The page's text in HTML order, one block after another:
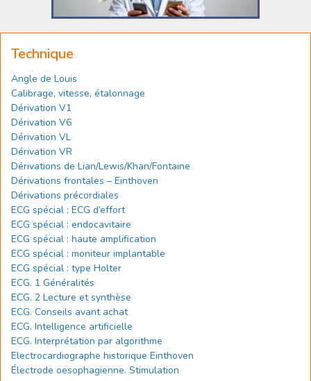
Technique
Angle de Louis
Calibrage, vitesse, étalonnage
Dérivation V1
Dérivation V6
Dérivation VL
Dérivation VR
Dérivations de Lian/Lewis/Khan/Fontaine
Dérivations frontales – Einthoven
Dérivations précordiales
ECG spécial : ECG d’effort
ECG spécial : endocavitaire
ECG spécial : haute amplification
ECG spécial : moniteur implantable
ECG spécial : type Holter
ECG. 1 Généralités
ECG. 2 Lecture et synthèse
ECG. Conseils avant achat
ECG. Intelligence artificielle
ECG. Interprétation par algorithme
Electrocardiographe historique Einthoven
Électrode oesophagienne. Stimulation